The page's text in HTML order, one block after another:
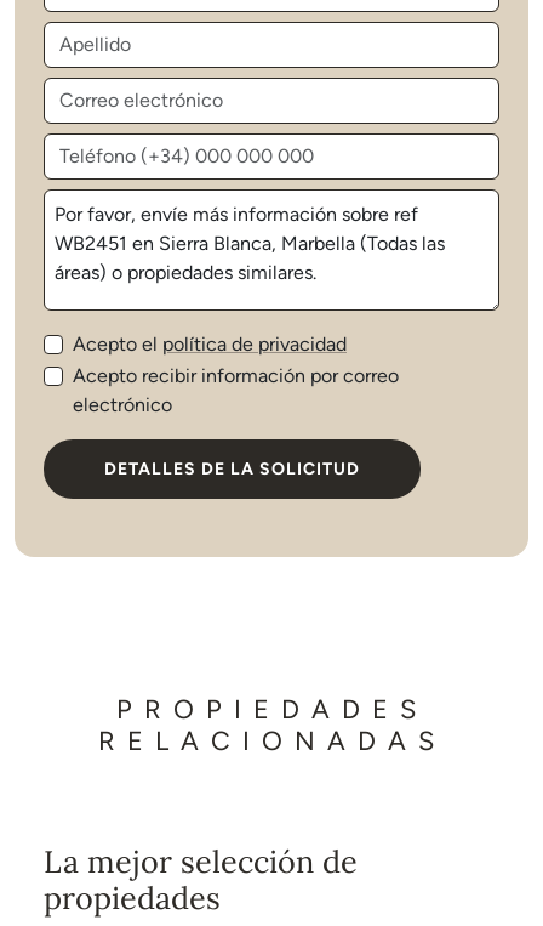
Acepto el política de privacidad
Acepto recibir información por correo
electrónico
DETALLES DE LA SOLICITUD
PROPIEDADES
RELACIONADAS
La mejor selección de
propiedades